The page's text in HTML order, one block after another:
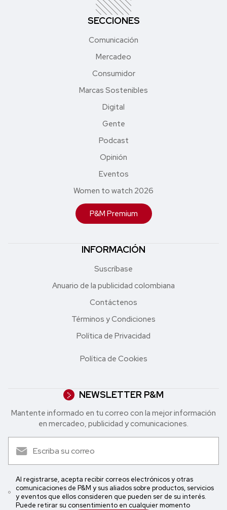
SECCIONES
Comunicación
Mercadeo
Consumidor
Marcas Sostenibles
Digital
Gente
Podcast
Opinión
Eventos
Women to watch 2026
P&M Premium
INFORMACIÓN
Suscríbase
Anuario de la publicidad colombiana
Contáctenos
Términos y Condiciones
Política de Privacidad
Política de Cookies
NEWSLETTER P&M
Mantente informado en tu correo con la mejor in formación
en mercadeo, publicidad y comunicaciones.
Al registrarse, acepta recibir correos electrónicos y otras
comunicaciones de P&M y sus aliados sobre productos, servicios
y eventos que ellos consideren que pueden ser de su interés.
Puede retirar su consentimiento en cualquier momento